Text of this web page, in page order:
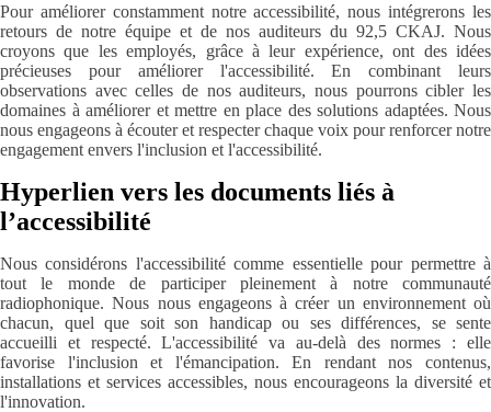
Pour améliorer constamment notre accessibilité, nous intégrerons les
retours de notre équipe et de nos auditeurs du 92,5 CKAJ. Nous
croyons que les employés, grâce à leur expérience, ont des idées
précieuses pour améliorer l'accessibilité. En combinant leurs
observations avec celles de nos auditeurs, nous pourrons cibler les
domaines à améliorer et mettre en place des solutions adaptées. Nous
nous engageons à écouter et respecter chaque voix pour renforcer notre
engagement envers l'inclusion et l'accessibilité.
Hyperlien vers les documents liés à
l’accessibilité
Nous considérons l'accessibilité comme essentielle pour permettre à
tout le monde de participer pleinement à notre communauté
radiophonique. Nous nous engageons à créer un environnement où
chacun, quel que soit son handicap ou ses différences, se sente
accueilli et respecté. L'accessibilité va au-delà des normes : elle
favorise l'inclusion et l'émancipation. En rendant nos contenus,
installations et services accessibles, nous encourageons la diversité et
l'innovation.